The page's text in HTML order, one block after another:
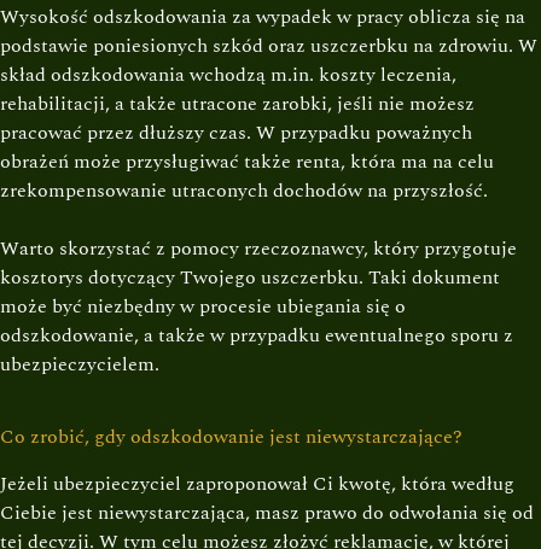
Wysokość odszkodowania za wypadek w pracy oblicza się na
podstawie poniesionych szkód oraz uszczerbku na zdrowiu. W
skład odszkodowania wchodzą m.in. koszty leczenia,
rehabilitacji, a także utracone zarobki, jeśli nie możesz
pracować przez dłuższy czas. W przypadku poważnych
obrażeń może przysługiwać także renta, która ma na celu
zrekompensowanie utraconych dochodów na przyszłość.
Warto skorzystać z pomocy rzeczoznawcy, który przygotuje
kosztorys dotyczący Twojego uszczerbku. Taki dokument
może być niezbędny w procesie ubiegania się o
odszkodowanie, a także w przypadku ewentualnego sporu z
ubezpieczycielem.
Co zrobić, gdy odszkodowanie jest niewystarczające?
Jeżeli ubezpieczyciel zaproponował Ci kwotę, która według
Ciebie jest niewystarczająca, masz prawo do odwołania się od
tej decyzji. W tym celu możesz złożyć reklamację, w której